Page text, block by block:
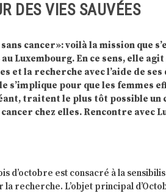
DES VIES SAUVÉES
cancer»: voilà la mission que
Luxembourg. En ce sens, elle
et la recherche avec l’aide de
s’implique pour que les femmes
traitent le plus tôt possible un
chez elles. Rencontre avec
d’octobre est consacré à la
recherche. L’objet principal